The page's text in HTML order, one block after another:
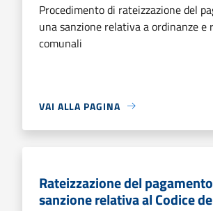
Procedimento di rateizzazione del
una sanzione relativa a ordinanze e
comunali
VAI ALLA PAGINA
Rateizzazione del
sanzione relativa al Codice